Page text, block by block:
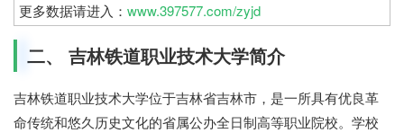
更多数据请进入： www.397577.com/zyjd
二、 吉林铁道职业技术大学简介
吉林铁道职业技术大学位于吉林省吉林市，是一所具有优良革
命传统和悠久历史文化的省属公办全日制高等职业院校。学校